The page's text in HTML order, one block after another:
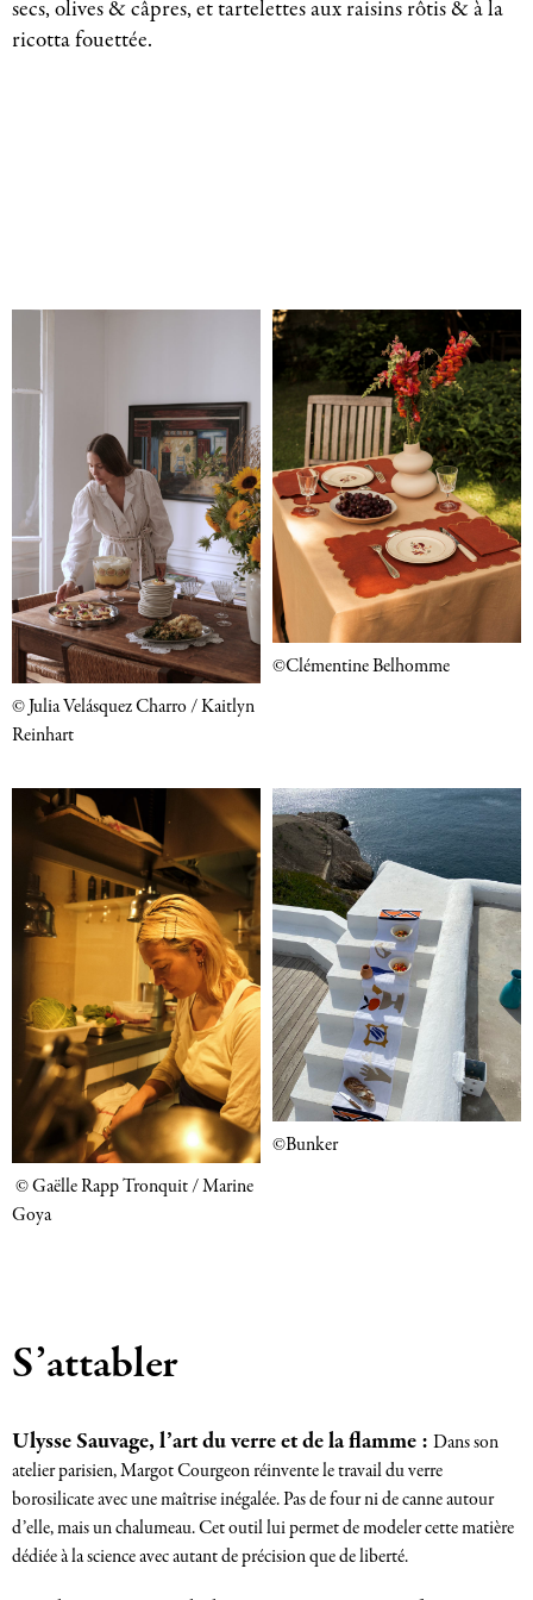
secs, olives & câpres, et tartelettes aux raisins rôtis & à la
ricotta fouettée.
© Julia Velásquez Charro / Kaitlyn
Reinhart
©Clémentine Belhomme
© Gaëlle Rapp Tronquit / Marine
Goya
©Bunker
S’attabler
Ulysse Sauvage, l’art du verre et de la flamme : Dans son
atelier parisien, Margot Courgeon réinvente le travail du verre
borosilicate avec une maîtrise inégalée. Pas de four ni de canne autour
d’elle, mais un chalumeau. Cet outil lui permet de modeler cette matière
dédiée à la science avec autant de précision que de liberté.